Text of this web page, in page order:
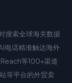
搜索全球海关数据
电话精准触达海外
等100+渠道
等平台的外贸卖